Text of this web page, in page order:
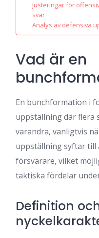
Justeringar för
svar
Analys av defensiva
Vad är en
En bunchformation i
uppställning där flera
varandra, vanligtvis
uppställning syftar till
försvarare, vilket
taktiska fördelar
Definition